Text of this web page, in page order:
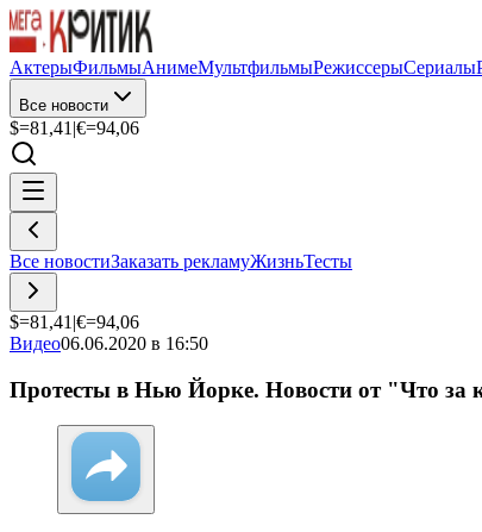
АктерыФильмыАнимеМультфильмыРежиссерыСериалы
Все новости
$=81,41 |€=94,06
Все новостиЗаказать рекламуЖизньТесты
$=81,41 |€=94,06
Видео06.06.2020 в 16:50
Протесты в Нью Йорке. Новости от "Что за